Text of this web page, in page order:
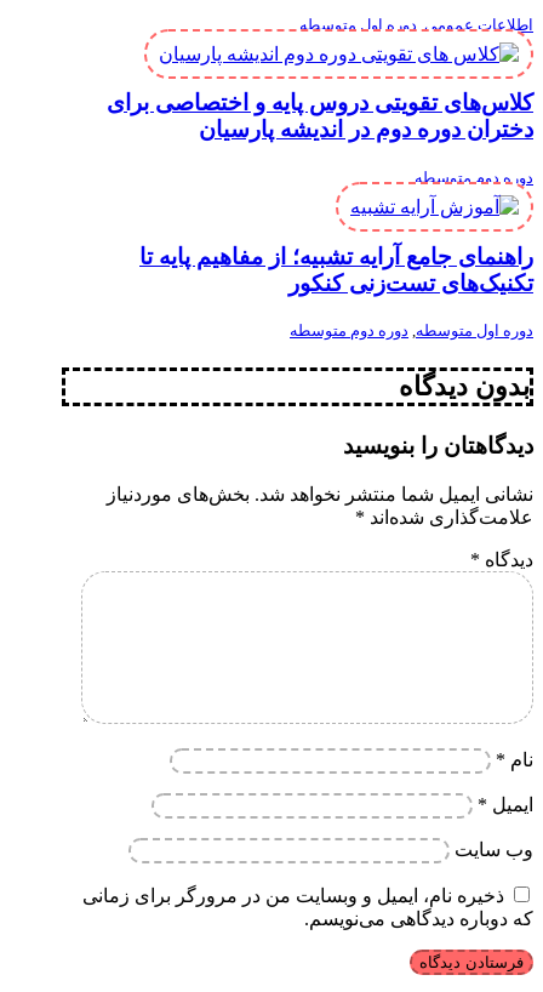
اطلاعات عمومی دوره اول متوسطه
کلاس‌های تقویتی دروس پایه و اختصاصی برای
دختران دوره دوم در اندیشه پارسیان
دوره دوم متوسطه
راهنمای جامع آرایه تشبیه؛ از مفاهیم پایه تا
تکنیک‌های تست‌زنی کنکور
دوره اول متوسطه, دوره دوم متوسطه
بدون دیدگاه
دیدگاهتان را بنویسید
نشانی ایمیل شما منتشر نخواهد شد. بخش‌های موردنیاز
علامت‌گذاری شده‌اند *
دیدگاه *
نام *
ایمیل *
وب‌ سایت
ذخیره نام، ایمیل و وبسایت من در مرورگر برای زمانی
که دوباره دیدگاهی می‌نویسم.